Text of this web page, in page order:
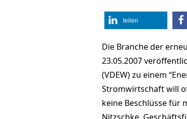
teilen
Die Branche der
23.05.2007
(VDEW) zu einem
Stromwirtschaft will
keine Beschlüsse für